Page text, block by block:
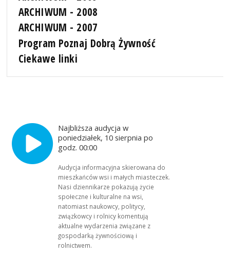
ARCHIWUM - 2008
ARCHIWUM - 2007
Program Poznaj Dobrą Żywność
Ciekawe linki
Najbliższa audycja w
poniedziałek, 10 sierpnia po
godz. 00:00
Audycja informacyjna skierowana do
mieszkańców wsi i małych miasteczek.
Nasi dziennikarze pokazują życie
społeczne i kulturalne na wsi,
natomiast naukowcy, politycy,
związkowcy i rolnicy komentują
aktualne wydarzenia związane z
gospodarką żywnościową i
rolnictwem.